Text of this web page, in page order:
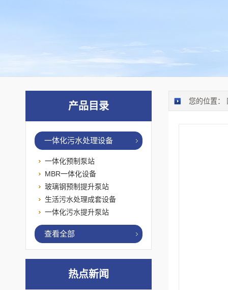
您的位置：
产品目录
一体化污水处理设备
一体化预制泵站
MBR一体化设备
玻璃钢预制提升泵站
生活污水处理成套设备
一体化污水提升泵站
查看全部
热点新闻